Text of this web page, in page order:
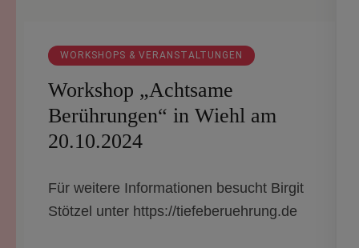
WORKSHOPS & VERANSTALTUNGEN
Workshop „Achtsame
Berührungen“ in Wiehl am
20.10.2024
Für weitere Informationen besucht Birgit
Stötzel unter https://tiefeberuehrung.de